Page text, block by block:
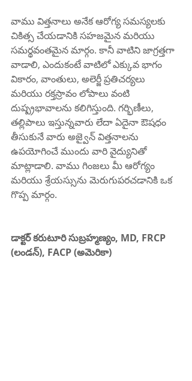
వాము విత్తనాలు అనేక ఆరోగ్య సమస్యలకు
చికిత్స చేయడానికి సహజమైన మరియు
సమర్థవంతమైన మార్గం. కానీ వాటిని జాగ్రత్తగా
వాడాలి, ఎందుకంటే వాటిలో ఎక్కువ భాగం
వికారం, వాంతులు, అలెర్జీ ప్రతిచర్యలు
మరియు రక్తస్రావం లోపాలు వంటి
దుష్ప్రభావాలను కలిగిస్తుంది. గర్భిణీలు,
తల్లిపాలు ఇస్తున్నవారు లేదా ఏదైనా ఔషధం
తీసుకునే వారు అజ్వైన్ విత్తనాలను
ఉపయోగించే ముందు వారి వైద్యునితో
మాట్లాడాలి. వాము గింజలు మీ ఆరోగ్యం
మరియు శ్రేయస్సును మెరుగుపరచడానికి ఒక
గొప్ప మార్గం.
డాక్టర్ కరుటూరి సుబ్రహ్మణ్యం, MD, FRCP
(లండన్), FACP (అమెరికా)